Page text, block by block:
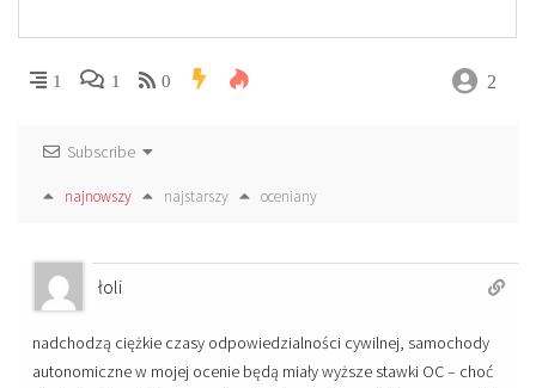
1 1 0 2
Subscribe
najnowszy najstarszy oceniany
łoli
nadchodzą ciężkie czasy odpowiedzialności cywilnej, samochody
autonomiczne w mojej ocenie będą miały wyższe stawki OC – choć